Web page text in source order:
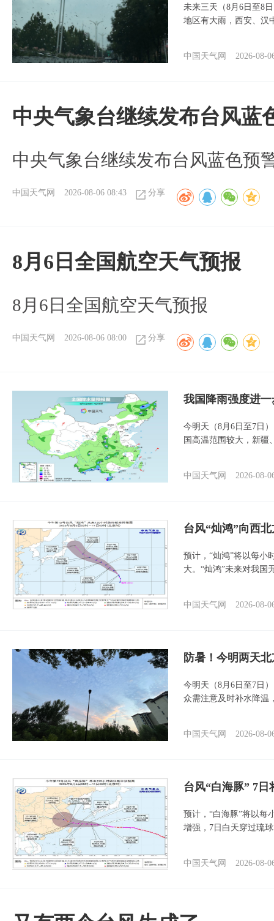
未来三天（8月6日至8
地区有大雨，西安、汉
中国天气网 2026-08-
中央气象台继续发布台风蓝
中央气象台继续发布台风蓝色预
中国天气网 2026-08-06 08:43 分享
8月6日全国航空天气预报
8月6日全国航空天气预报
中国天气网 2026-08-06 08:00 分享
我国降雨强度进
今明天（8月6日至7日
国高温范围较大，新疆
中国天气网 2026-08-
台风“灿鸿”向西
预计，“灿鸿”将以每小
大。“灿鸿”未来对我国
中国天气网 2026-08-
防暑！今明两天
今明天（8月6日至7日
众需注意及时补水降温
中国天气网 2026-08-
台风“白海豚” 7
预计，“白海豚”将以每
增强，7日白天穿过琉
中国天气网 2026-08-